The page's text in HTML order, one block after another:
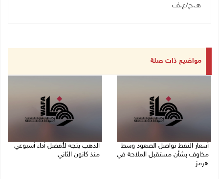
هـ.ح/ع.ف
مواضيع ذات صلة
أسعار النفط تواصل الصعود وسط
مخاوف بشأن مستقبل الملاحة في
هرمز
الذهب يتجه لأفضل أداء أسبوعي
منذ كانون الثاني